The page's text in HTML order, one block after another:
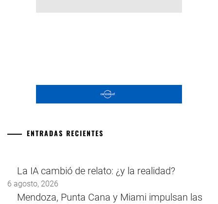
ENTRADAS RECIENTES
La IA cambió de relato: ¿y la realidad?
6 agosto, 2026
Mendoza, Punta Cana y Miami impulsan las